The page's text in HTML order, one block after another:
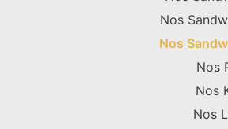
Nos
Nos
Nos
Nos
Nos